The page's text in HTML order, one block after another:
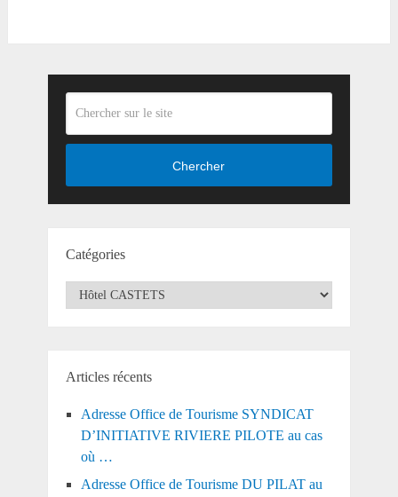
Chercher
Catégories
Catégories
Articles récents
Adresse Office de Tourisme SYNDICAT
D’INITIATIVE RIVIERE PILOTE au cas
où …
Adresse Office de Tourisme DU PILAT au